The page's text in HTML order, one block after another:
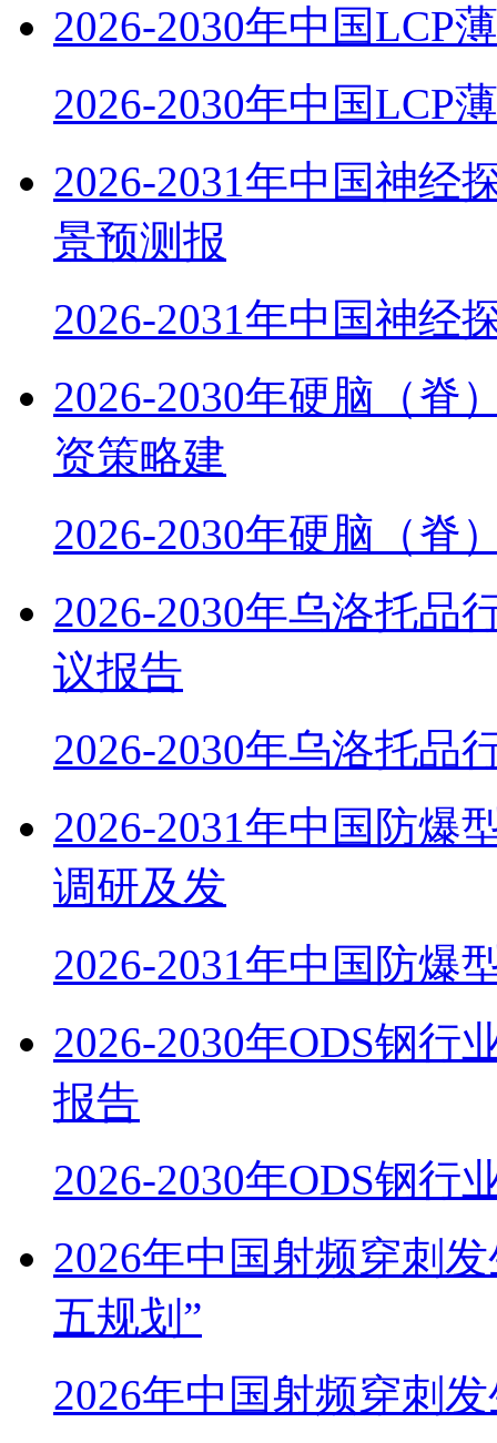
2026-2030年中国LCP
2026-2030年中国LCP
2026-2031年中国神经
景预测报
2026-2031年中国神经
2026-2030年硬脑（脊
资策略建
2026-2030年硬脑（脊
2026-2030年乌洛托品
议报告
2026-2030年乌洛托品
2026-2031年中国防爆
调研及发
2026-2031年中国防爆
2026-2030年ODS钢行
报告
2026-2030年ODS钢行
2026年中国射频穿刺
五规划”
2026年中国射频穿刺